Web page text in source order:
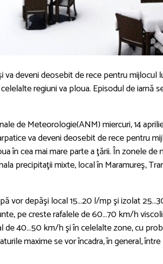
va deveni deosebit de rece pentru mijlocul
regiuni va ploua. Episodul de iarnă
de Meteorologie(ANM) miercuri, 14
va deveni deosebit de rece pentru
în cea mai mare parte a ţării. În zonele
precipitaţii mixte, local în Maramureş,
vor depăşi local 15…20 l/mp şi izolat
pe creste rafalele de 60…70 km/h
de 40…50 km/h şi în celelalte zone, cu
maxime se vor încadra, în general, între